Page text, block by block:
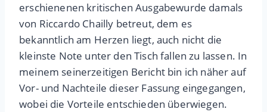
erschienenen kritischen Ausgabewurde damals
von Riccardo Chailly betreut, dem es
bekanntlich am Herzen liegt, auch nicht die
kleinste Note unter den Tisch fallen zu lassen. In
meinem seinerzeitigen Bericht bin ich näher auf
Vor- und Nachteile dieser Fassung eingegangen,
wobei die Vorteile entschieden überwiegen.